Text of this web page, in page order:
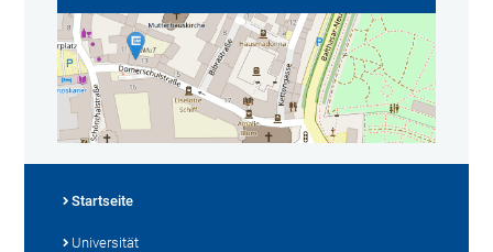
Startseite
Universität